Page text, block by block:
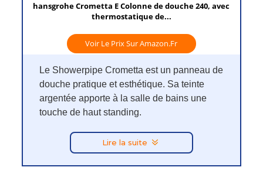
hansgrohe Crometta E Colonne de douche 240, avec
thermostatique de...
Voir Le Prix Sur Amazon.fr
Le Showerpipe Crometta est un panneau de
douche pratique et esthétique. Sa teinte
argentée apporte à la salle de bains une
touche de haut standing.
Lire la suite